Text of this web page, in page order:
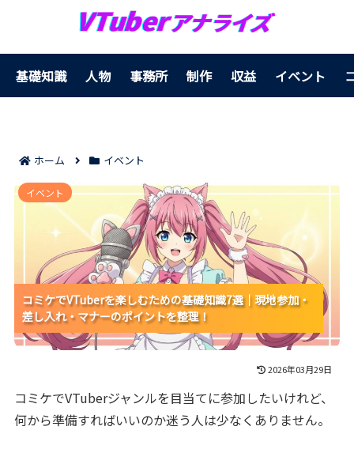
基礎知識 人物 事務所 制作 収益 イベント
ホーム イベント
コミケでVTuberを楽しむための基礎知識7選｜現地参
加・差し入れ・マナーのポイントを整理！
コミケでVTuberを楽しむための基礎知識7選｜現地参加・
差し入れ・マナーのポイントを整理！
コミケでVTuberを楽しむための基礎知識7選｜現地参加・
差し入れ・マナーのポイントを整理！
コミケでVTuberを楽しむための基礎知識7選｜現地参加・
差し入れ・マナーのポイントを整理！
イベント
2026年03月29日
コミケでVTuberジャンルを目当てに参加したいけれど、
何から準備すればいいのか迷う人は少なくありません。